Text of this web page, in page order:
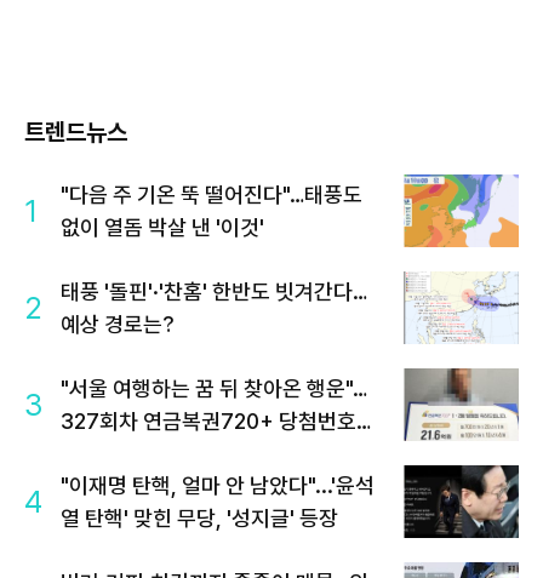
트렌드뉴스
1
"다음 주 기온 뚝 떨어진다"…태풍도
없이 열돔 박살 낸 '이것'
2
태풍 '돌핀'·'찬홈' 한반도 빗겨간다…
예상 경로는?
3
"서울 여행하는 꿈 뒤 찾아온 행운"…
327회차 연금복권720+ 당첨번호조
4
"이재명 탄핵, 얼마 안 남았다"...'윤석
열 탄핵' 맞힌 무당, '성지글' 등장